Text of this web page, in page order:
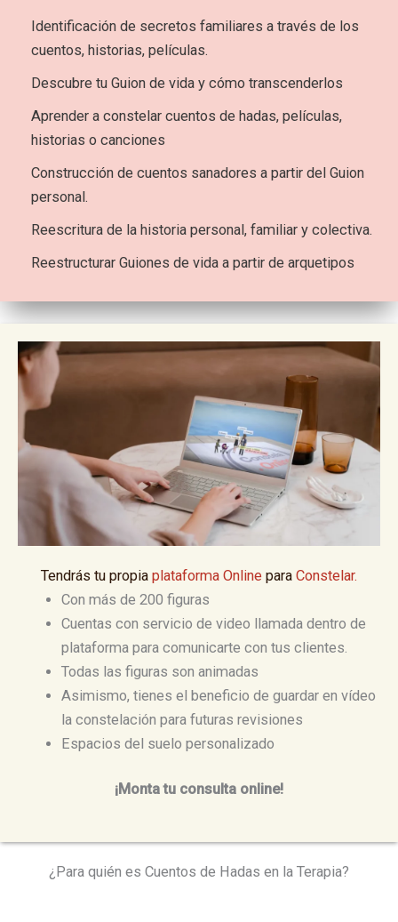
Identificación de secretos familiares a través de los
cuentos, historias, películas.
Descubre tu Guion de vida y cómo transcenderlos
Aprender a constelar cuentos de hadas, películas,
historias o canciones
Construcción de cuentos sanadores a partir del Guion
personal.
Reescritura de la historia personal, familiar y colectiva.
Reestructurar Guiones de vida a partir de arquetipos
Tendrás tu propia plataforma Online para Constelar.
Con más de 200 figuras
Cuentas con servicio de video llamada dentro de
plataforma para comunicarte con tus clientes.
Todas las figuras son animadas
Asimismo, tienes el beneficio de guardar en vídeo
la constelación para futuras revisiones
Espacios del suelo personalizado
¡Monta tu consulta online!
¿Para quién es Cuentos de Hadas en la Terapia?